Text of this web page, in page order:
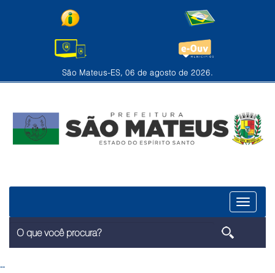
São Mateus-ES, 06 de agosto de 2026.
Menu
--